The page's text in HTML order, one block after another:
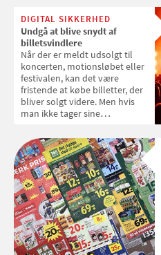
DIGITAL SIKKERHED
Undgå at blive snydt af
billetsvindlere
Når der er meldt udsolgt til
koncerten, motionsløbet eller
festivalen, kan det være
fristende at købe billetter, der
bliver solgt videre. Men hvis
man ikke tager sine
risikere at ende med en lang
næse, ingen billet og færre
penge på kontoen. Her får du
gode råd til, hvordan du
undgår at blive snydt af
billetsvindel